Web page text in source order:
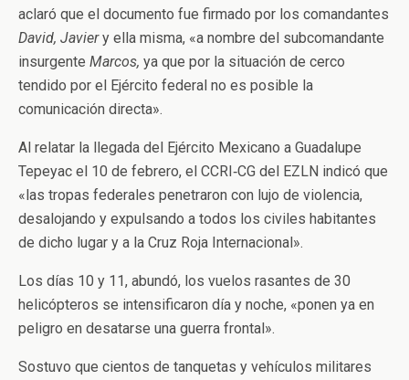
aclaró que el documento fue firmado por los comandantes
David, Javiery ella misma, «a nombre del subcomandante
insurgente Marcos, ya que por la situación de cerco
tendido por el Ejército federal no es posible la
comunicación directa».
Al relatar la llegada del Ejército Mexicano a Guadalupe
Tepeyac el 10 de febrero, el CCRI‑CG del EZLN indicó que
«las tropas federales penetraron con lujo de violencia,
desalojando y expulsando a todos los civiles habitantes
de dicho lugar y a la Cruz Roja Internacional».
Los días 10 y 11, abundó, los vuelos rasantes de 30
helicópteros se intensificaron día y noche, «ponen ya en
peligro en desatarse una guerra frontal».
Sostuvo que cientos de tanquetas y vehículos militares